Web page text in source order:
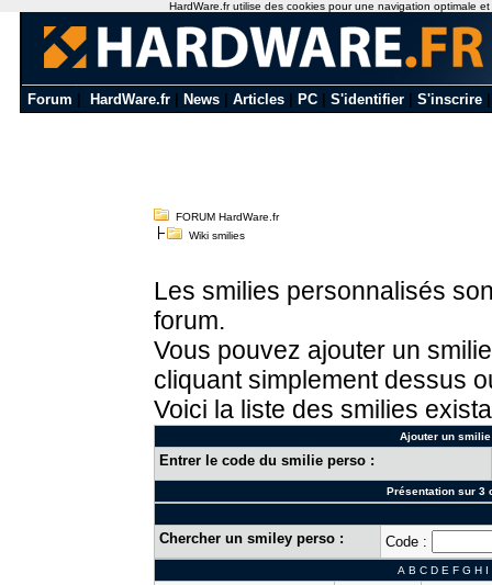
Forum HardWare.fr News Articles PC S'identifier S'inscrire
FORUM HardWare.fr
Wiki smilies
Les smilies personnalisés
forum.
Vous pouvez ajouter un
cliquant simplement dessus
Voici la liste des smilies
Ajouter un
Entrer le code du smilie perso :
Présentation sur 3
Chercher un smiley perso : Code :
A B C D E F G H I
HardWare.fr utilise des cookies pour une navigation optimale